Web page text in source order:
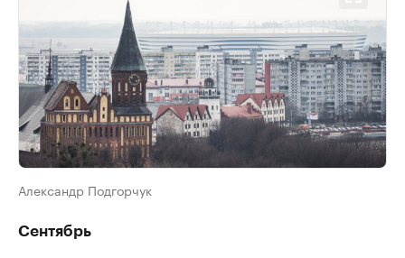
Александр Подгорчук
Сентябрь